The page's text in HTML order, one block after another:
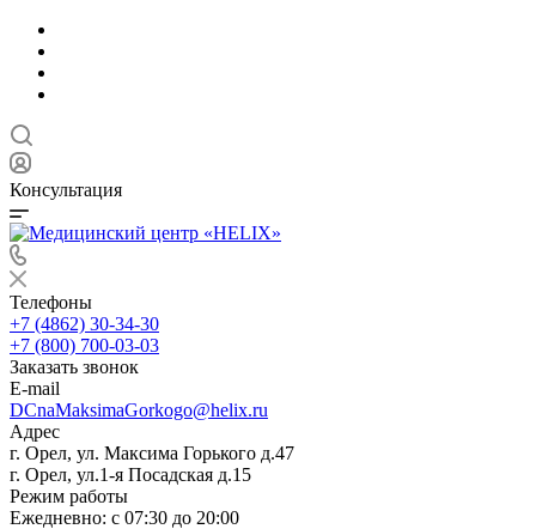
Консультация
Телефоны
+7 (4862) 30-34-30
+7 (800) 700-03-03
Заказать звонок
E-mail
DCnaMaksimaGorkogo@helix.ru
Адрес
г. Орел, ул. Максима Горького д.47
г. Орел, ул.1-я Посадская д.15
Режим работы
Ежедневно: с 07:30 до 20:00